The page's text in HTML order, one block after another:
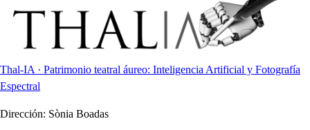
Thal-IA · Patrimonio teatral áureo: Inteligencia Artificial y Fotografía
Espectral
Dirección: Sònia Boadas